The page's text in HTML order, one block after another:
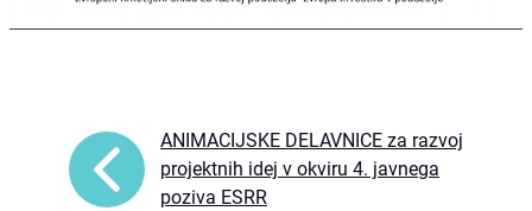
ANIMACIJSKE DELAVNICE za razvoj
projektnih idej v okviru 4. javnega
poziva ESRR